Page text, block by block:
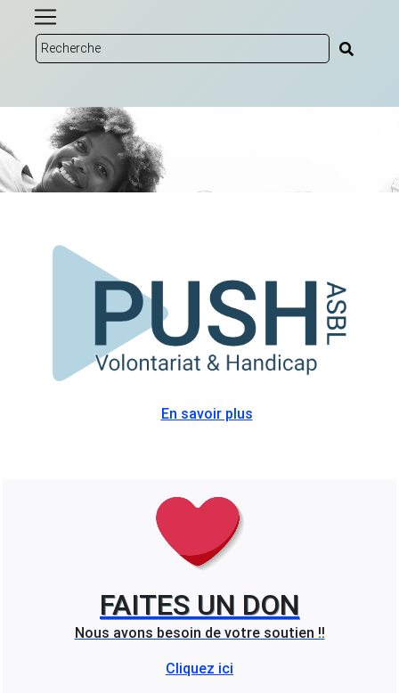
En savoir plus
FAITES UN DON
Nous avons besoin de votre soutien !!
Cliquez ici